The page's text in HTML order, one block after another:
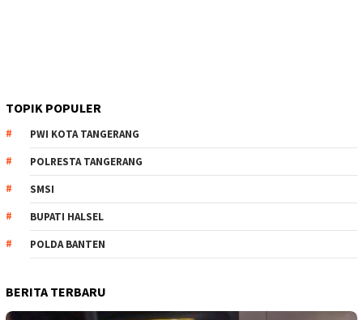
TOPIK POPULER
PWI KOTA TANGERANG
POLRESTA TANGERANG
SMSI
BUPATI HALSEL
POLDA BANTEN
BERITA TERBARU